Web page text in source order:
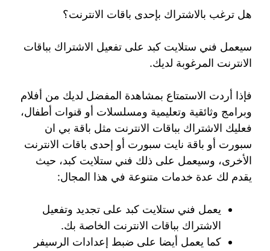
هل ترغب بالاشتراك بإحدى باقات الانترنت؟
سيعمل فني ستلايت كبد على تفعيل الاشتراك بباقات
الانترنت المرغوبة لديك.
فإذا أردت الاستمتاع بمشاهدة المفضل لديك من أفلام
وبرامج وثائقية وتعليمية ومسلسلات أو قنوات أطفال،
فعليك الاشتراك بباقات الانترنت مثل باقة بي ان
سبورت أو باقة نايت سبورت أو إحدى باقات الانترنت
الأخرى، وسيعمل على ذلك فني ستلايت كبد، حيث
يقدم لك عدة خدمات متنوعة في هذا المجال:
يعمل فني ستلايت كبد على تجديد وتفعيل
الاشتراك بباقات الانترنت الخاصة بك.
كما يعمل أيضا على ضبط إعدادات الرسيفر